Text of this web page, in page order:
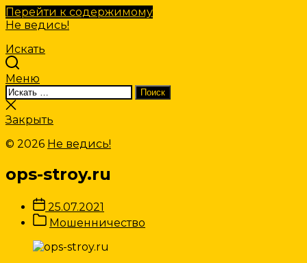
Перейти к содержимому
Не ведись!
Искать
Меню
Искать:
Поиск
Закрыть
поиск
Закрыть
© 2026 Не ведись!
ops-stroy.ru
Дата
записи
25.07.2021
Категории
Записи
Мошенничество